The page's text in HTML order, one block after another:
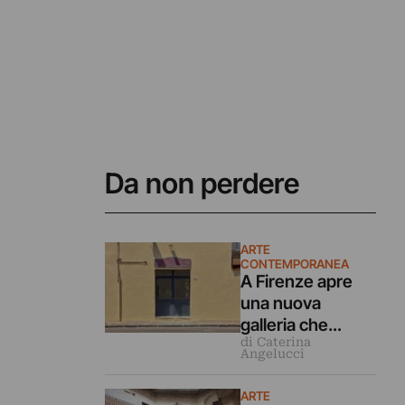
Da non perdere
ARTE
CONTEMPORANEA
A Firenze apre
una nuova
galleria che
guarda all’arte
italiana in modo
di Caterina
Angelucci
ARTE